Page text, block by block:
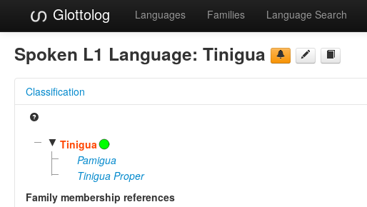
Glottolog Languages Families Language Search
Spoken L1 Language: Tinigua
Classification
▼ Tinigua
Pamigua
Tinigua Proper
Family membership references